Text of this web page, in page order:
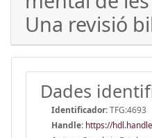
Una revisió
Dades
Identificador:TFG:4693
Handle: https://